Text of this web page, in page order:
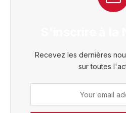
Recevez les dernières
sur toutes